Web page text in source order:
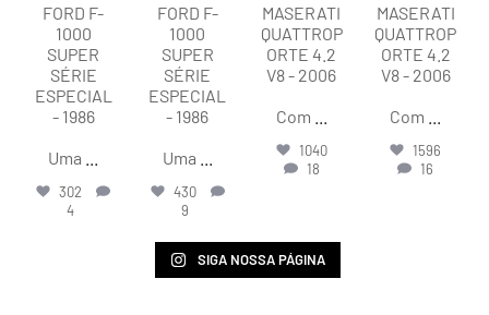
FORD F-
1000
SUPER
SÉRIE
ESPECIAL
- 1986
Uma
302
4
FORD F-
1000
SUPER
SÉRIE
ESPECIAL
- 1986
Uma
430
9
MASERATI
QUATTROP
ORTE 4.2
V8 - 2006
Com
1040
18
MASERATI
QUATTROP
ORTE 4.2
V8 - 2006
Com
1596
16
SIGA NOSSA PÁGINA